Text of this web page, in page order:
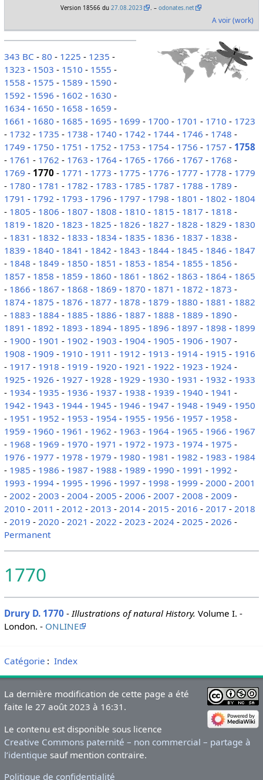
Version 18566 du27.08.2023 . –odonates.net
A voir (work)
343 BC - 80 - 1225 - 1235 -
1323 - 1503 - 1510 - 1555 -
1558 - 1575 - 1589 - 1590 -
1592 - 1596 - 1602 - 1630 -
1634- 1650 - 1658 - 1659 -
1661 - 1680 - 1685 - 1695 - 1699 - 1700 - 1701 - 1710 - 1723
- 1732 - 1735 - 1738 - 1740 - 1742 - 1744- 1746 - 1748 -
1749 - 1750 - 1751 - 1752 - 1753 - 1754- 1756 - 1757 - 1758
- 1761 - 1762 - 1763 - 1764- 1765 - 1766 - 1767 - 1768 -
1769 - 1770- 1771 - 1773 - 1775 - 1776 - 1777 - 1778 - 1779
- 1780 - 1781 - 1782 - 1783 - 1785 - 1787 - 1788 - 1789 -
1791 - 1792 - 1793 - 1796 - 1797 - 1798 - 1801 - 1802 - 1804
- 1805 - 1806 - 1807 - 1808 - 1810 - 1815 - 1817 - 1818 -
1819 - 1820 - 1823 - 1825 - 1826 - 1827 - 1828 - 1829 - 1830
- 1831 - 1832 - 1833 - 1834- 1835 - 1836 - 1837 - 1838 -
1839 - 1840 - 1841 - 1842 - 1843 - 1844- 1845 - 1846 - 1847
- 1848 - 1849 - 1850 - 1851 - 1853 - 1854- 1855 - 1856 -
1857 - 1858 - 1859 - 1860 - 1861 - 1862 - 1863 - 1864- 1865
- 1866 - 1867 - 1868 - 1869 - 1870 - 1871 - 1872 - 1873 -
1874- 1875 - 1876 - 1877 - 1878 - 1879 - 1880 - 1881 - 1882
- 1883 - 1884- 1885 - 1886 - 1887 - 1888 - 1889 - 1890 -
1891 - 1892 - 1893 - 1894- 1895 - 1896 - 1897 - 1898 - 1899
- 1900 - 1901 - 1902 - 1903 - 1904- 1905 - 1906 - 1907 -
1908 - 1909 - 1910 - 1911 - 1912 - 1913 - 1914- 1915 - 1916
- 1917 - 1918 - 1919 - 1920 - 1921 - 1922 - 1923 - 1924-
1925 - 1926 - 1927 - 1928 - 1929 - 1930 - 1931 - 1932 - 1933
- 1934- 1935 - 1936 - 1937 - 1938 - 1939 - 1940 - 1941 -
1942 - 1943 - 1944- 1945 - 1946 - 1947 - 1948 - 1949 - 1950
- 1951 - 1952 - 1953 - 1954- 1955 - 1956 - 1957 - 1958 -
1959 - 1960 - 1961 - 1962 - 1963 - 1964- 1965 - 1966 - 1967
- 1968 - 1969 - 1970 - 1971 - 1972 - 1973 - 1974- 1975 -
1976 - 1977 - 1978 - 1979 - 1980 - 1981 - 1982 - 1983 - 1984
- 1985 - 1986 - 1987 - 1988 - 1989 - 1990 - 1991 - 1992 -
1993 - 1994- 1995 - 1996 - 1997 - 1998 - 1999 - 2000 - 2001
- 2002 - 2003 - 2004- 2005 - 2006 - 2007 - 2008 - 2009 -
2010 - 2011 - 2012 - 2013 - 2014- 2015 - 2016 - 2017 - 2018
- 2019 - 2020 - 2021 - 2022 - 2023 - 2024- 2025 - 2026 -
Permanent
1770
Drury D. 1770 -Illustrations of natural History. Volume I. -
London. - ONLINE
Catégorie : Index
La dernière modification de cette page a été
faite le 27 août 2023 à 16:31.
Le contenu est disponible sous licence
Creative Commons paternité – non commercial – partage à
l’identique sauf mention contraire.
Politique de confidentialité